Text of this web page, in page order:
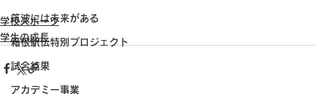
筑波には未来がある
箱根駅伝特別プロジェクト
試合結果
アカデミー事業
学校スポーツ
学生の成長